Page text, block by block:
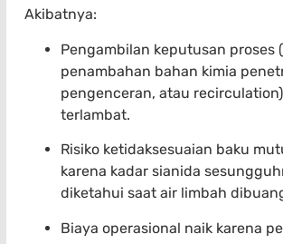
Akibatnya:
Pengambilan keputusan proses
penambahan bahan kimia
pengenceran, atau
terlambat.
Risiko ketidaksesuaian baku
karena kadar sianida
diketahui saat air limbah
Biaya operasional naik karena